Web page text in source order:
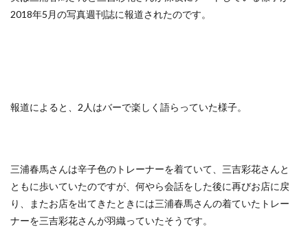
2018年5月の写真週刊誌に報道されたのです。
報道によると、2人はバーで楽しく語らっていた様子。
三浦春馬さんは辛子色のトレーナーを着ていて、三吉彩花さんと
ともに歩いていたのですが、何やら会話をした後に再びお店に戻
り、またお店を出てきたときには三浦春馬さんの着ていたトレー
ナーを三吉彩花さんが羽織っていたそうです。